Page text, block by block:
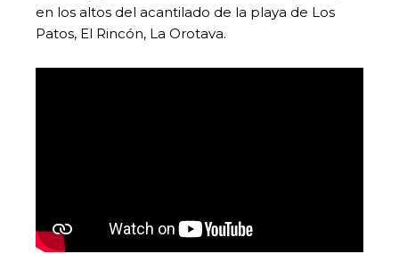
en los altos del acantilado de la playa de Los
Patos, El Rincón, La Orotava.